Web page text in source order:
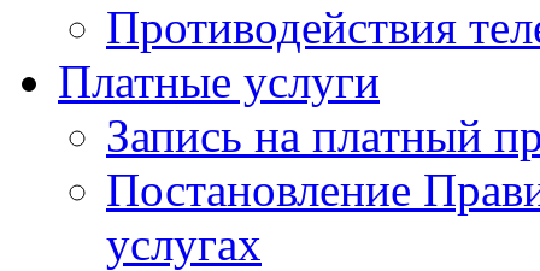
Противодействия
Платные услуги
Запись на платный
Постановление
услугах